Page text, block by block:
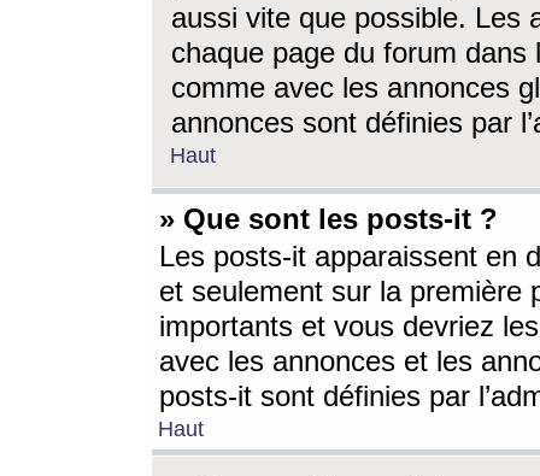
aussi vite que possible. Les
chaque page du forum dans
comme avec les annonces
annonces sont définies par
Haut
» Que sont les posts-it ?
Les posts-it apparaissent en
et seulement sur la première
importants et vous devriez
avec les annonces et les
posts-it sont définies par
Haut